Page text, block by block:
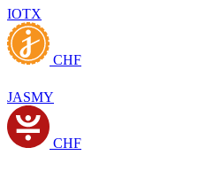
IOTX
CHF
JASMY
CHF